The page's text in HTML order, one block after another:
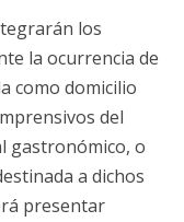
los
la ocurrencia de
como domicilio
del
gastronómico, o
a dichos
presentar